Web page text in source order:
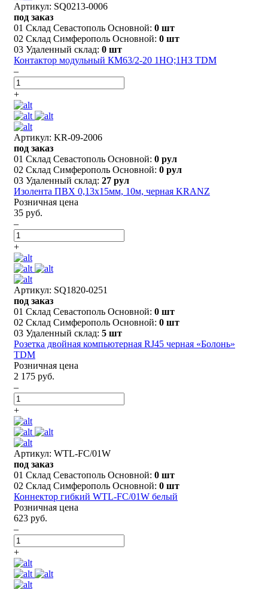
Артикул: SQ0213-0006
под заказ
01 Склад Севастополь Основной: 0 шт
02 Склад Симферополь Основной: 0 шт
03 Удаленный склад: 0 шт
Контактор модульный КМ63/2-20 1НО;1НЗ TDM
–
+
Артикул: KR-09-2006
под заказ
01 Склад Севастополь Основной: 0 рул
02 Склад Симферополь Основной: 0 рул
03 Удаленный склад: 27 рул
Изолента ПВХ 0,13х15мм, 10м, черная KRANZ
Розничная цена
35 руб.
–
+
Артикул: SQ1820-0251
под заказ
01 Склад Севастополь Основной: 0 шт
02 Склад Симферополь Основной: 0 шт
03 Удаленный склад: 5 шт
Розетка двойная компьютерная RJ45 черная «Болонь»
TDM
Розничная цена
2 175 руб.
–
+
Артикул: WTL-FC/01W
под заказ
01 Склад Севастополь Основной: 0 шт
02 Склад Симферополь Основной: 0 шт
Коннектор гибкий WTL-FC/01W белый
Розничная цена
623 руб.
–
+